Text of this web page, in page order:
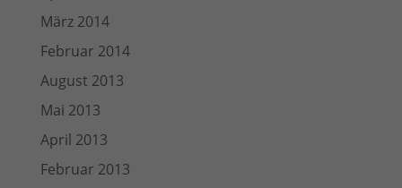
März 2014
Februar 2014
August 2013
Mai 2013
April 2013
Februar 2013